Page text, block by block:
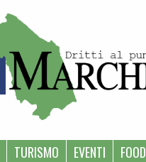
TURISMO EVENTI FOOD